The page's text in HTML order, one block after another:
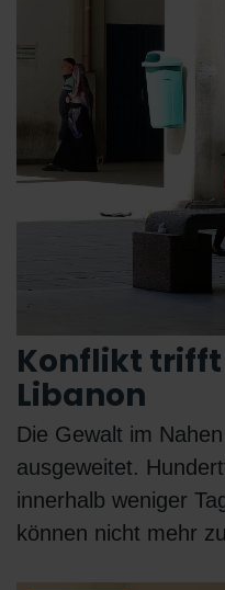
Konflikt trifft
Libanon
Die Gewalt im
ausgeweitet.
innerhalb weniger
können nicht mehr